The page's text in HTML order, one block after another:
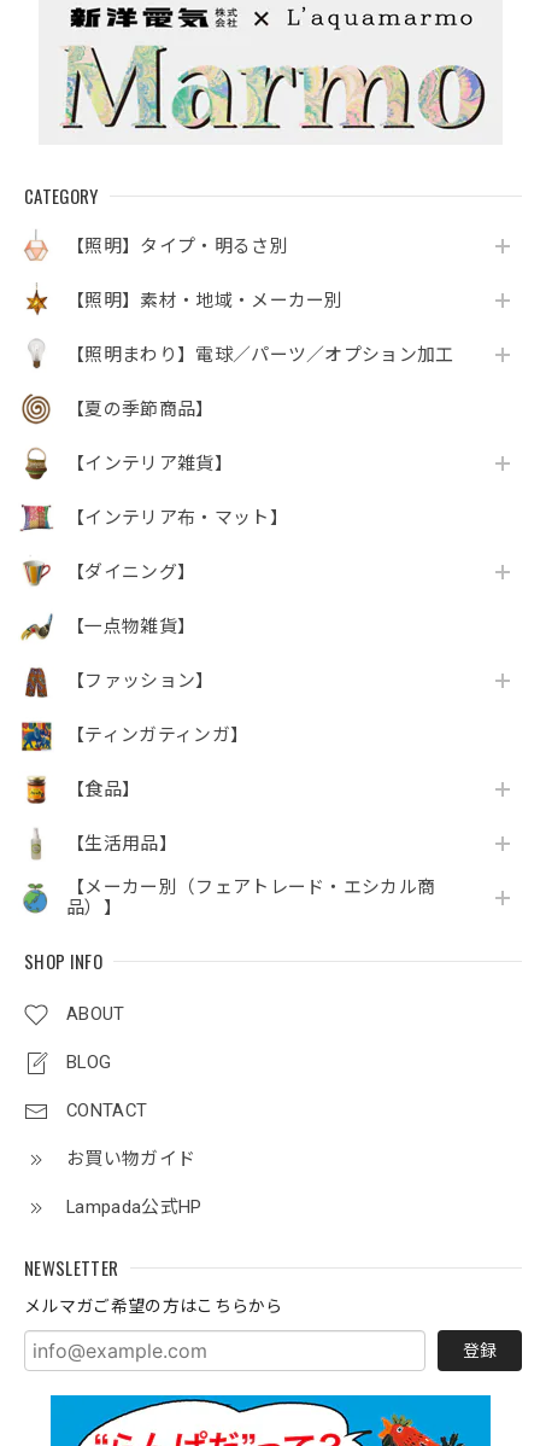
CATEGORY
【照明】タイプ・明るさ別
【照明】素材・地域・メーカー別
【照明まわり】電球／パーツ／オプション加工
【夏の季節商品】
【インテリア雑貨】
【インテリア布・マット】
【ダイニング】
【一点物雑貨】
【ファッション】
【ティンガティンガ】
【食品】
【生活用品】
【メーカー別（フェアトレード・エシカル商
品）】
SHOP INFO
ABOUT
BLOG
CONTACT
お買い物ガイド
Lampada公式HP
NEWSLETTER
メルマガご希望の方はこちらから
登録